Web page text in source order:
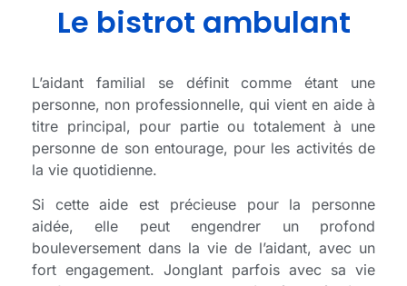
Le bistrot ambulant
L’aidant familial se définit comme étant une
personne, non professionnelle, qui vient en aide à
titre principal, pour partie ou totalement à une
personne de son entourage, pour les activités de
la vie quotidienne.
Si cette aide est précieuse pour la personne
aidée, elle peut engendrer un profond
bouleversement dans la vie de l’aidant, avec un
fort engagement. Jonglant parfois avec sa vie